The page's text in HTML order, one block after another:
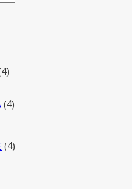
44
44
4товара